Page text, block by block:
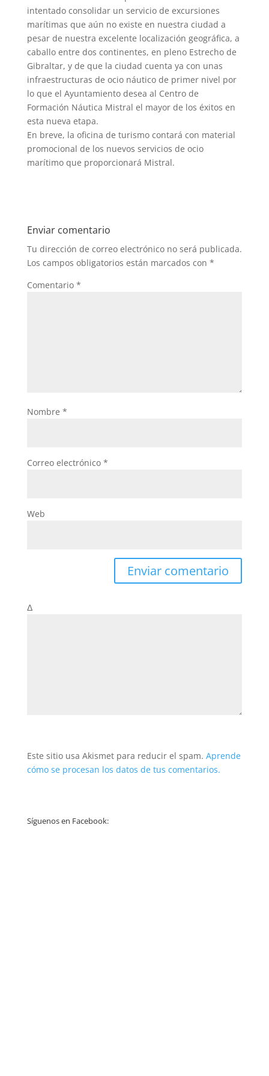
intentado consolidar un servicio de excursiones
marítimas que aún no existe en nuestra ciudad a
pesar de nuestra excelente localización geográfica, a
caballo entre dos continentes, en pleno Estrecho de
Gibraltar, y de que la ciudad cuenta ya con unas
infraestructuras de ocio náutico de primer nivel por
lo que el Ayuntamiento desea al Centro de
Formación Náutica Mistral el mayor de los éxitos en
esta nueva etapa.
En breve, la oficina de turismo contará con material
promocional de los nuevos servicios de ocio
marítimo que proporcionará Mistral.
Enviar comentario
Tu dirección de correo electrónico no será publicada.
Los campos obligatorios están marcados con *
Comentario *
Nombre *
Correo electrónico *
Web
Δ
Este sitio usa Akismet para reducir el spam. Aprende
cómo se procesan los datos de tus comentarios.
Síguenos en Facebook: